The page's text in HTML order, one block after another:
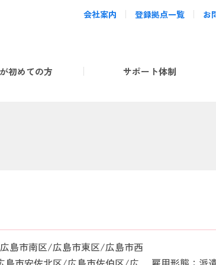
初めての方 サポート体制
会社案内 登録拠点一覧 お
島市南区/広島市東区/広島市西